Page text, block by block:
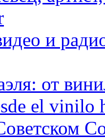
и
от
el vinilo